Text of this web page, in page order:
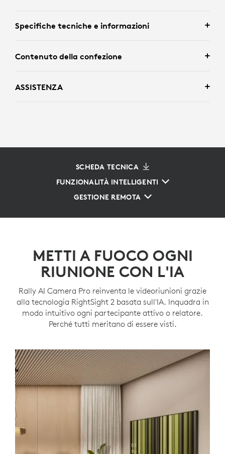
Specifiche tecniche e informazioni
Contenuto della confezione
ASSISTENZA
SCHEDA TECNICA
FUNZIONALITÀ INTELLIGENTI
GESTIONE REMOTA
METTI A FUOCO OGNI
RIUNIONE CON L'IA
Rally AI Camera Pro reinventa le videoriunioni grazie
alla tecnologia RightSight 2 basata sull'IA. Inquadra in
modo intuitivo ogni partecipante attivo o relatore.
Perché tutti meritano di essere visti.